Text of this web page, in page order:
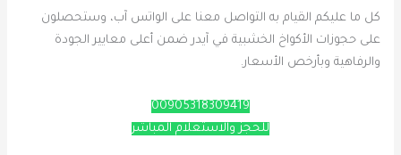
كل ما عليكم القيام به التواصل معنا على الواتس آب، وستحصلون
على حجوزات الأكواخ الخشبية في آيدر ضمن أعلى معايير الجودة
والرفاهية وبأرخص الأسعار.
00905318309419
للحجز والاستعلام المباشر